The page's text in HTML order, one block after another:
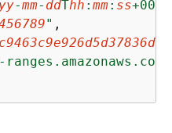
-mm- ddThh : mm: ss
" ,